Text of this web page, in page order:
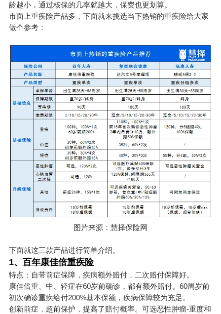
龄越小，通过核保的几率就越大，保费也更划算。
市面上重疾险产品多，下面就来挑选当下热销的重疾险给大家
做个参考：
图片来源：慧择保险网
下面就这三款产品进行简单介绍。
1、 百年康佳倍重疾险
特点：自带前症保障，疾病额外赔付，二次赔付保障好。
康佳倍重、中、轻症在60岁前确诊，都有额外赔付。60周岁前
初次确诊重疾给付200%基本保额，疾病保障较为充足。
创新前症，超前保护，提高了赔付概率。可选恶性肿瘤-重度和